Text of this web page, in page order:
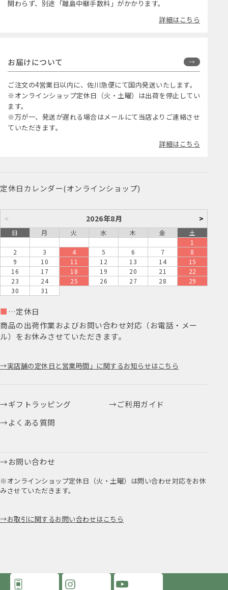
関わらず、別途「離島中継手数料」がかかります。
詳細はこちら
お届けについて
ご注文の4営業日以内に、佐川急便にて国内発送いたします。
※オンラインショップ定休日（火・土曜）は出荷を停止してい
ます。
※万が一、発送が遅れる場合はメールにて当店よりご連絡させ
ていただきます。
詳細はこちら
定休日カレンダー(オンラインショップ)
< 2026年8月 >
日 月 火 水 木 金
土
1
2
3 4 5 6 7
8
9
10 11 12 13 14
15
16
17 18 19 20 21
22
23
24 25 26 27 28
29
30
31
■ …定休日
商品の出荷作業およびお問い合わせ対応（お電話・メー
ル）をお休みさせていただきます。
実店舗の定休日と営業時間」に関するお知らせはこちら
ギフトラッピング
ご利用ガイド
よくある質問
お問い合わせ
※オンラインショップ定休日（火・土曜）は問い合わせ対応をお休
みさせていただきます。
お取引に関するお問い合わせはこちら